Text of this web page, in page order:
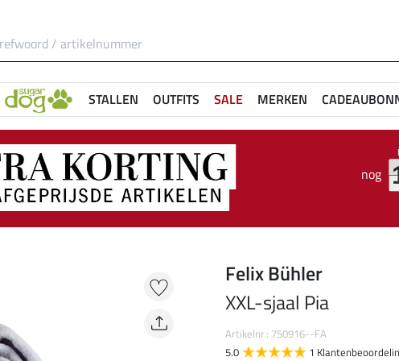
STALLEN OUTFITS SALE MERKEN
nog
Felix Bühler
XXL-sjaal Pia
Artikelnr.: 750916--FA
5.0
1